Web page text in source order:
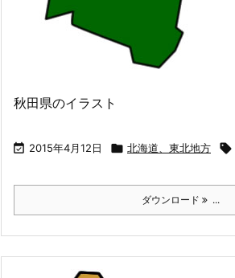
秋田県のイラスト
 2015年4月12日  北海道、東北地方 
ダウンロード ...